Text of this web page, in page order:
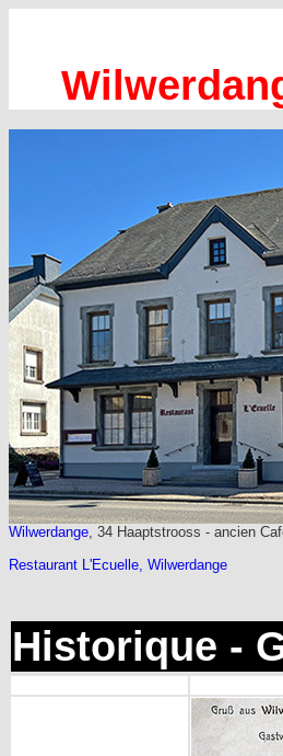
Wilwerdange, 34 Haaptstrooss - ancien
Restaurant L'Ecuelle, Wilwerdange
Historique -